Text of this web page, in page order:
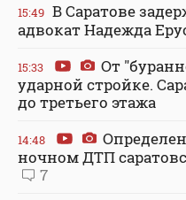
15:49 В Саратове
адвокат Надежда
15:33
От
ударной стройке.
до третьего этажа
14:48
ночном ДТП
7